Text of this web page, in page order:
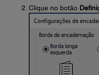
Clique no botão